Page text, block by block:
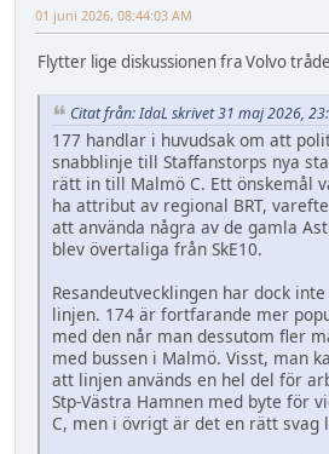
01 juni 2026, 08:44:03 AM
Flytter lige diskussionen fra Volvo
Citat från: IdaL skrivet 31 maj 2026,
177 handlar i huvudsak om att
snabblinje till Staffanstorps nya
rätt in till Malmö C. Ett önskemål
ha attribut av regional BRT,
att använda några av de gamla
blev övertaliga från SkE10.
Resandeutvecklingen har dock
linjen. 174 är fortfarande mer
med den når man dessutom fler
med bussen i Malmö. Visst, man
att linjen används en hel del för
Stp-Västra Hamnen med byte för
C, men i övrigt är det en rätt svag